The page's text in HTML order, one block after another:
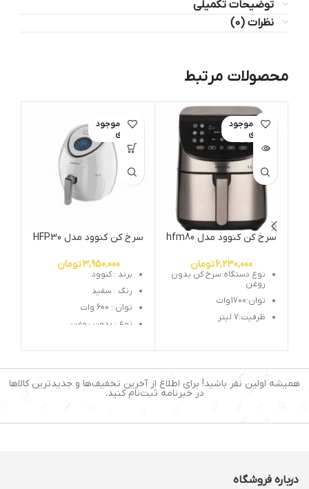
توضیحات تکمیلی
نظرات (0)
محصولات مرتبط
اتمام موجود
ی
سرخ کن کنوود مدل hfm80
6,230,000تومان
نوع دستگاه:سرخ كن بدون
روغن
توان:1700 وات
ظرفیت:7 لیتر
تعداد برنامه های پیش
اتمام موجود
ی
سرخ کن کنوود مدل HFP30
3,950,000تومان
برند : کنوود
رنگ : سفید
توان : 600 وات
نوع : بدون روغن
کشور سازنده : چین
برنامه ها : 7 برنامه پخت و
همیشه اولین نفر باشید! برای اطلاع از آخرین تخفیف‌ها و جدیدترین کالاها
در خبرنامه ثبت‌نام کنید.
درباره فروشگاه